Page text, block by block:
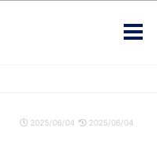
2025/06/04 2025/06/04